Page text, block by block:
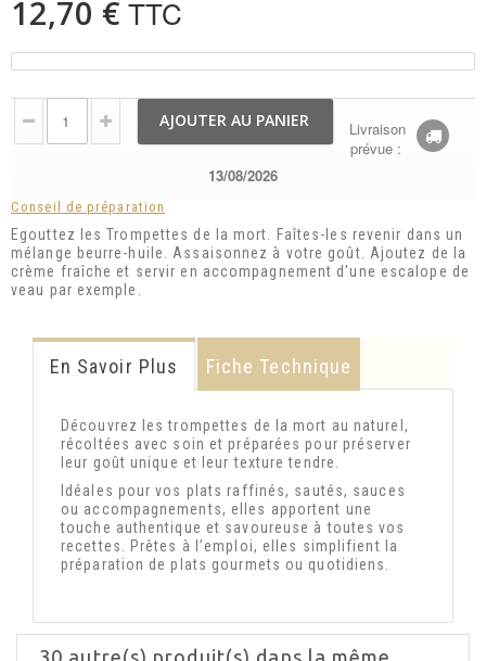
12,70 € TTC
AJOUTER AU PANIER
Livraison
prévue :
13/08/2026
Conseil de préparation
Egouttez les Trompettes de la mort. Faîtes-les revenir dans un
mélange beurre-huile. Assaisonnez à votre goût. Ajoutez de la
crème fraîche et servir en accompagnement d'une escalope de
veau par exemple.
En Savoir Plus Fiche Technique
Découvrez les trompettes de la mort au naturel,
récoltées avec soin et préparées pour préserver
leur goût unique et leur texture tendre.
Idéales pour vos plats raffinés, sautés, sauces
ou accompagnements, elles apportent une
touche authentique et savoureuse à toutes vos
recettes. Prêtes à l’emploi, elles simplifient la
préparation de plats gourmets ou quotidiens.
30 autre(s) produit(s) dans la même